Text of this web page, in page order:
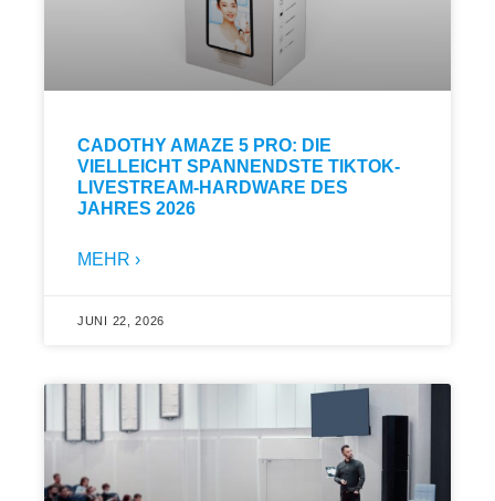
CADOTHY AMAZE 5 PRO: DIE
VIELLEICHT SPANNENDSTE TIKTOK-
LIVESTREAM-HARDWARE DES
JAHRES 2026
MEHR ›
JUNI 22, 2026